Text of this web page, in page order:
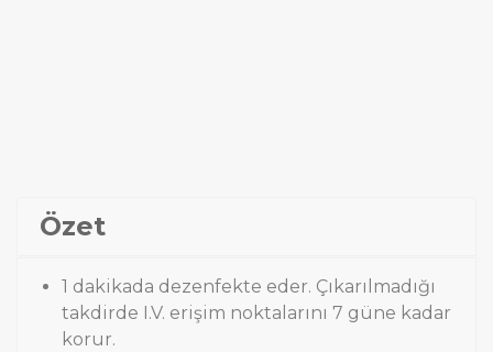
Özet
1 dakikada dezenfekte eder. Çıkarılmadığı
takdirde I.V. erişim noktalarını 7 güne kadar
korur.